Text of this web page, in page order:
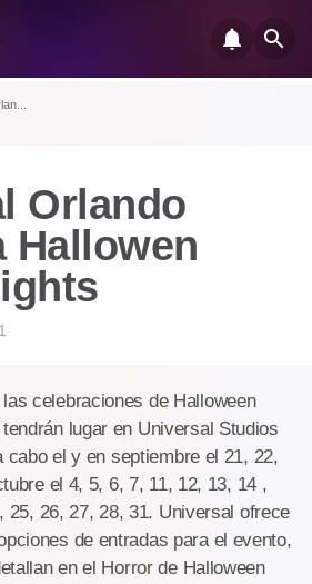
Orlando
Hallowen
celebraciones de Halloween
lugar en Universal Studios
cabo el y en septiembre el 21, 22,
el 4, 5, 6, 7, 11, 12, 13, 14 ,
25, 26, 27, 28, 31. Universal ofrece
de entradas para el evento,
en el Horror de Halloween